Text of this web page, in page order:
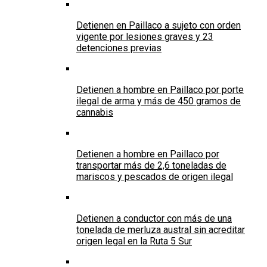
Detienen en Paillaco a sujeto con orden
vigente por lesiones graves y 23
detenciones previas
Detienen a hombre en Paillaco por porte
ilegal de arma y más de 450 gramos de
cannabis
Detienen a hombre en Paillaco por
transportar más de 2,6 toneladas de
mariscos y pescados de origen ilegal
Detienen a conductor con más de una
tonelada de merluza austral sin acreditar
origen legal en la Ruta 5 Sur